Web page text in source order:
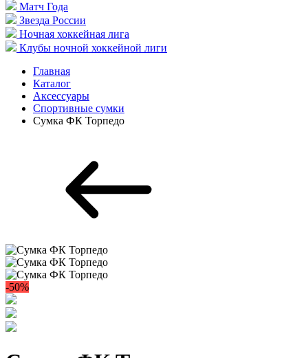
Матч Года
Звезда России
Ночная хоккейная лига
Клубы ночной хоккейной лиги
Главная
Каталог
Аксессуары
Спортивные сумки
Сумка ФК Торпедо
-50%